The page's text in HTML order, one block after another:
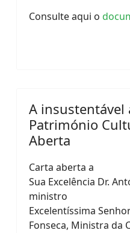
Consulte aqui o
A insustentável
Património
Aberta
Carta aberta a
Sua Excelência Dr.
ministro
Excelentíssima
Fonseca, Ministra da